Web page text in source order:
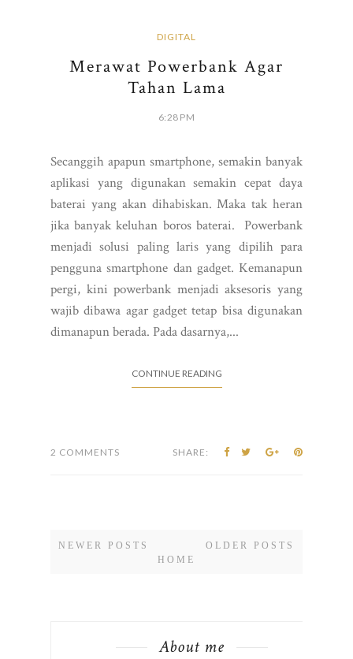
DIGITAL
Merawat Powerbank Agar
Tahan Lama
6:28 PM
Secanggih apapun smartphone, semakin banyak
aplikasi yang digunakan semakin cepat daya
baterai yang akan dihabiskan. Maka tak heran
jika banyak keluhan boros baterai. Powerbank
menjadi solusi paling laris yang dipilih para
pengguna smartphone dan gadget. Kemanapun
pergi, kini powerbank menjadi aksesoris yang
wajib dibawa agar gadget tetap bisa digunakan
dimanapun berada. Pada dasarnya,...
CONTINUE READING
2 COMMENTS SHARE:
NEWER POSTS
OLDER POSTS
HOME
About me